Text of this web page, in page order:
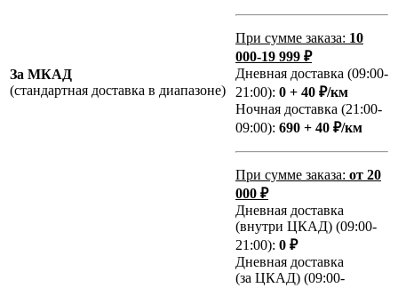
За МКАД
(стандартная доставка в диапазоне)
При сумме заказа: 10
000-19 999 ₽
Дневная доставка (09:00-
21:00): 0 + 40 ₽/км
Ночная доставка (21:00-
09:00): 690 + 40 ₽/км
При сумме заказа: от 20
000 ₽
Дневная доставка
(внутри ЦКАД) (09:00-
21:00): 0 ₽
Дневная доставка
(за ЦКАД) (09:00-